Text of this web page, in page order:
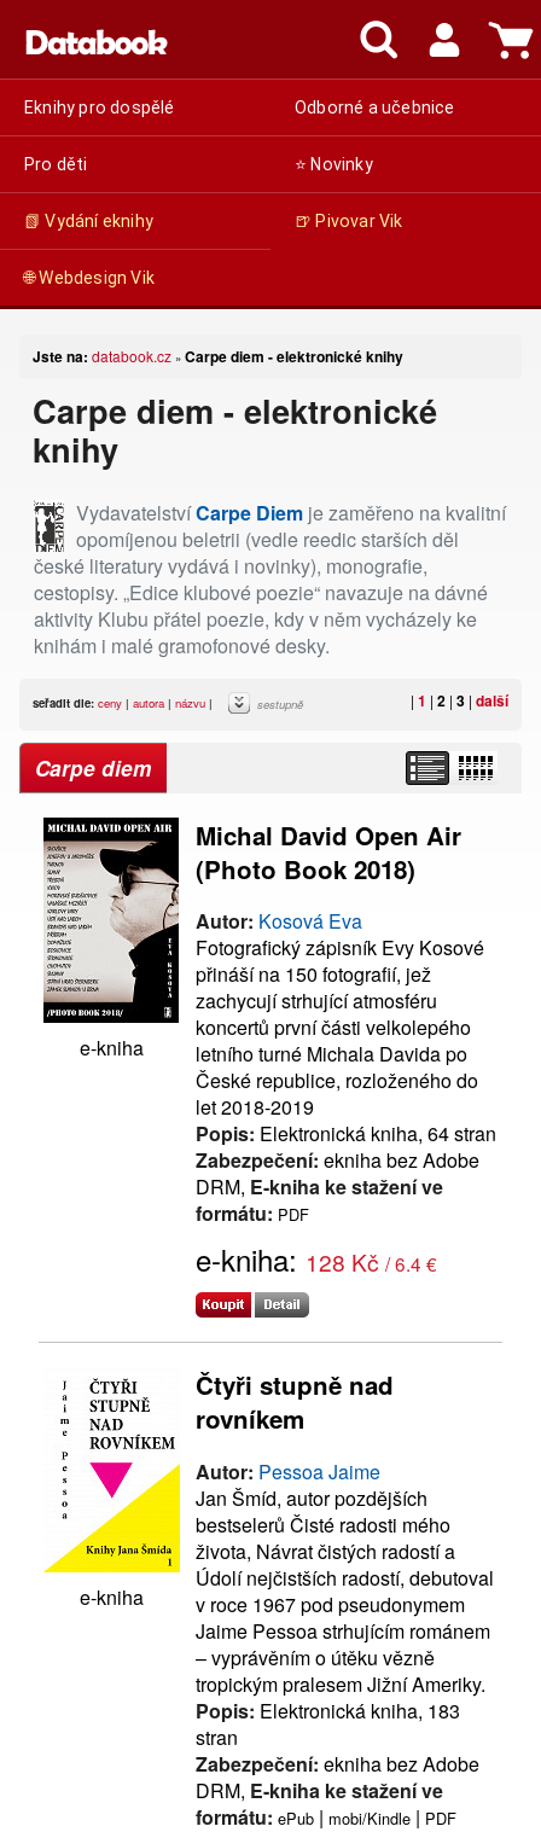
Eknihy pro dospělé Odborné a učebnice
Pro děti ⭐ Novinky
📗 Vydání eknihy 🍺 Pivovar Vik
🌐 Webdesign Vik
Jste na: databook.cz » Carpe diem - elektronické knihy
Carpe diem - elektronické
knihy
VydavatelstvíCarpe Diem je zaměřeno na kvalitní
opomíjenou beletrii (vedle reedic starších děl
české literatury vydává i novinky), monografie,
cestopisy. „Edice klubové poezie“ navazuje na dávné
aktivity Klubu přátel poezie, kdy v něm vycházely ke
knihám i malé gramofonové desky.
| 1 | 2 | 3 | další
seřadit dle: ceny | autora | názvu | sestupně
Carpe diem
e-kniha
Michal David Open Air
(Photo Book 2018)
Autor: Kosová Eva
Fotografický zápisník Evy Kosové
přináší na 150 fotografií, jež
zachycují strhující atmosféru
koncertů první části velkolepého
letního turné Michala Davida po
České republice, rozloženého do
let 2018-2019
Popis: Elektronická kniha, 64 stran
Zabezpečení: ekniha bez Adobe
DRM, E-kniha ke stažení ve
formátu: PDF
e-kniha: 128 Kč / 6.4 €
e-kniha
Čtyři stupně nad
rovníkem
Autor: Pessoa Jaime
Jan Šmíd, autor pozdějších
bestselerů Čisté radosti mého
života, Návrat čistých radostí a
Údolí nejčistších radostí, debutoval
v roce 1967 pod pseudonymem
Jaime Pessoa strhujícím románem
– vyprávěním o útěku vězně
tropickým pralesem Jižní Ameriky.
Popis: Elektronická kniha, 183
stran
Zabezpečení: ekniha bez Adobe
DRM, E-kniha ke stažení ve
formátu: ePub | mobi/Kindle | PDF